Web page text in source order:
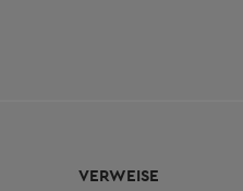
VERWEISE